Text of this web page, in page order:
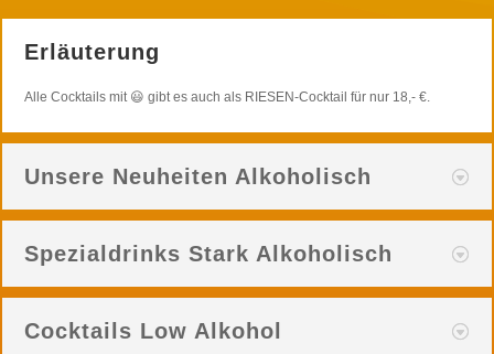
Erläuterung
Alle Cocktails mit 😃 gibt es auch als RIESEN-Cocktail für nur 18,- €.
Unsere Neuheiten Alkoholisch
Spezialdrinks Stark Alkoholisch
Cocktails Low Alkohol